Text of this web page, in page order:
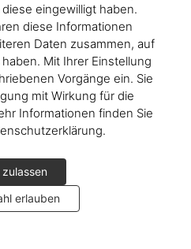
eingewilligt haben.
diese Informationen
Daten zusammen, auf
Mit Ihrer Einstellung
Vorgänge ein. Sie
mit Wirkung für die
Informationen finden Sie
zulassen
erlauben